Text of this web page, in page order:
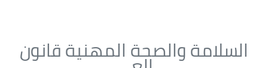
السلامة والصحة المهنية قانون